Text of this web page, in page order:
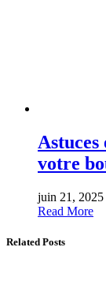
votre
juin 21, 2025
Read More
Related Posts